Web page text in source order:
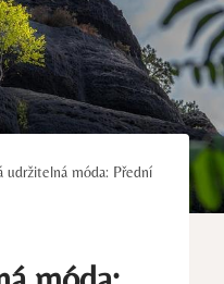
udržitelná móda: Přední